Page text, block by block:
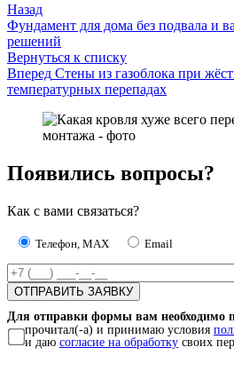
Назад
Фундамент для дома без подвала и
решений
Вернуться к списку
Вперед Стены из газоблока при
температурных перепадах
Появились вопросы?
Как с вами связаться?
Телефон, MAX Email
Для отправки формы вам необходимо
прочитал(-а) и принимаю условия
и даю согласие на обработку своих